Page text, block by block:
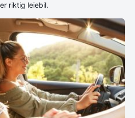
riktig leiebil.